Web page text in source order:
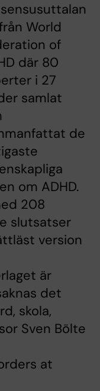
World
of
där 80
i 27
samlat
de
om ADHD.
208
slutsatser
version
är
det
skola,
Sven Bölte
at